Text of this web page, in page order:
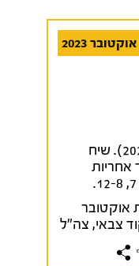
2023
פדן, כרמית (2025). שיח
אחריות
אוקטובר
צבאי, צה"ל